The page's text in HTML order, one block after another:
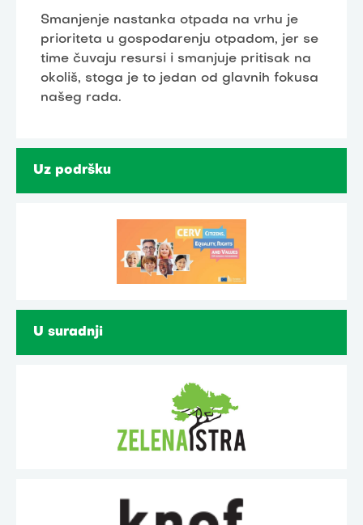
Smanjenje nastanka otpada na vrhu je
prioriteta u gospodarenju otpadom, jer se
time čuvaju resursi i smanjuje pritisak na
okoliš, stoga je to jedan od glavnih fokusa
našeg rada.
Uz podršku
U suradnji